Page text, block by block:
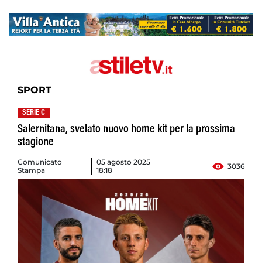
SPORT
SERIE C
Salernitana, svelato nuovo home kit per la prossima
stagione
Comunicato
Stampa
05 agosto 2025
18:18
3036